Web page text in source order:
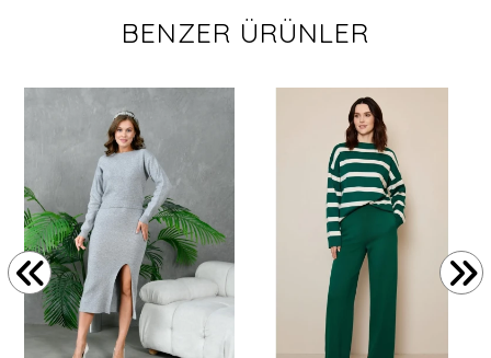
BENZER ÜRÜNLER